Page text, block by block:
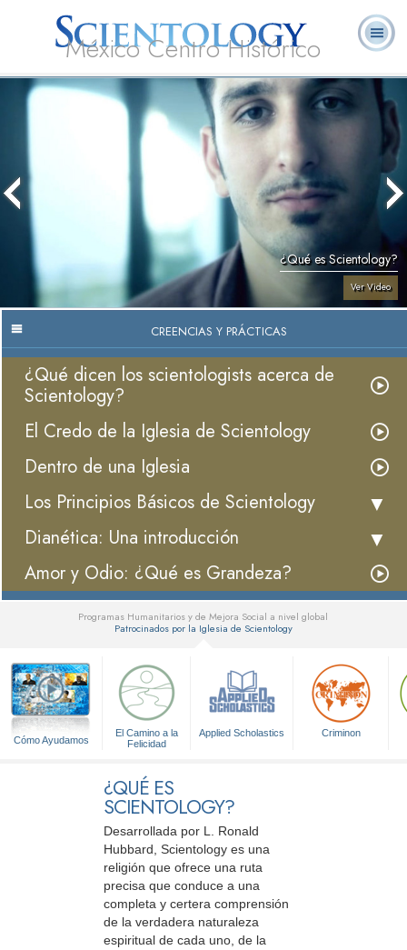
México Centro Histórico
Acerca de
Nosotros
L. Ronald
Hubbard
¿Qué es
Scientology?
Ministros
Voluntarios
Preguntas
Frecuentes
¿Qué es Scientology?
Ver Video
CREENCIAS Y PRÁCTICAS
¿Qué dicen los scientologists acerca de
Scientology?
El Credo de la Iglesia de Scientology
Dentro de una Iglesia
Los Principios Básicos de Scientology
Dianética: Una introducción
Amor y Odio: ¿Qué es Grandeza?
Programas Humanitarios y de Mejora Social a nivel global
Patrocinados por la Iglesia de Scientology
Cómo Ayudamos
El Camino a la
Felicidad
Applied Scholastics Criminon
¿QUÉ ES
SCIENTOLOGY?
Desarrollada por L. Ronald
Hubbard, Scientology es una
religión que ofrece una ruta
precisa que conduce a una
completa y certera comprensión
de la verdadera naturaleza
espiritual de cada uno, de la